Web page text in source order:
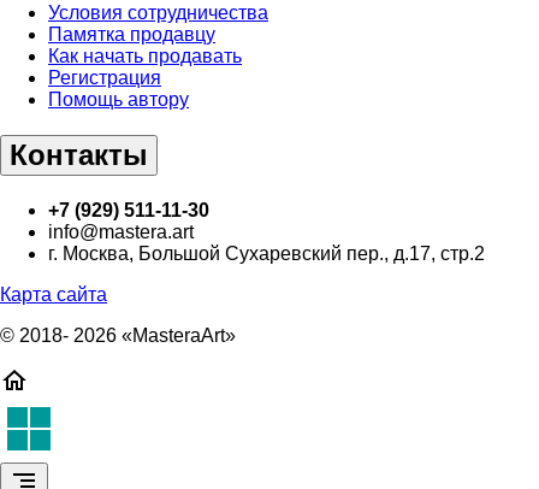
Условия сотрудничества
Памятка продавцу
Как начать продавать
Регистрация
Помощь автору
Контакты
+7 (929) 511-11-30
info@mastera.art
г. Москва, Большой Сухаревский пер., д.17, стр.2
Карта сайта
© 2018- 2026 «MasteraArt»